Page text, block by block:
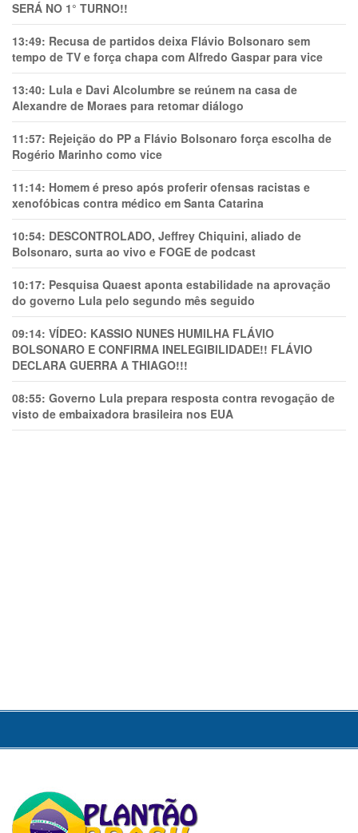
SERÁ NO 1° TURNO!!
13:49: Recusa de partidos deixa Flávio Bolsonaro sem
tempo de TV e força chapa com Alfredo Gaspar para vice
13:40: Lula e Davi Alcolumbre se reúnem na casa de
Alexandre de Moraes para retomar diálogo
11:57: Rejeição do PP a Flávio Bolsonaro força escolha de
Rogério Marinho como vice
11:14: Homem é preso após proferir ofensas racistas e
xenofóbicas contra médico em Santa Catarina
10:54: DESCONTROLADO, Jeffrey Chiquini, aliado de
Bolsonaro, surta ao vivo e FOGE de podcast
10:17: Pesquisa Quaest aponta estabilidade na aprovação
do governo Lula pelo segundo mês seguido
09:14: VÍDEO: KASSIO NUNES HUMlLHA FLÁVIO
BOLSONARO E CONFIRMA INELEGIBILIDADE!! FLÁVIO
DECLARA GUERRA A THIAGO!!!
08:55: Governo Lula prepara resposta contra revogação de
visto de embaixadora brasileira nos EUA